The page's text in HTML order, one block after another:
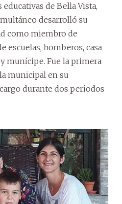
de Bella Vista,
desarrolló su
como miembro de
escuelas, bomberos, casa
munícipe. Fue la primera
municipal en su
durante dos periodos